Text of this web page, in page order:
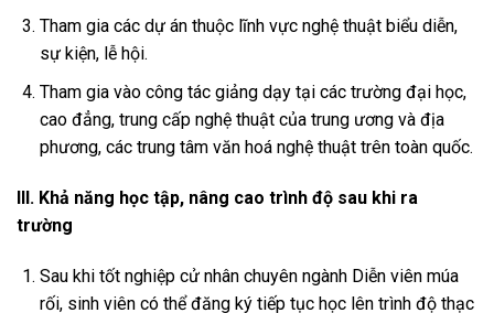
Tham gia các dự án thuộc lĩnh vực nghệ thuật biểu diễn,
sự kiện, lễ hội.
Tham gia vào công tác giảng dạy tại các trường đại học,
cao đẳng, trung cấp nghệ thuật của trung ương và địa
phương, các trung tâm văn hoá nghệ thuật trên toàn quốc.
III. Khả năng học tập, nâng cao trình độ sau khi ra
trường
Sau khi tốt nghiệp cử nhân chuyên ngành Diễn viên múa
rối, sinh viên có thể đăng ký tiếp tục học lên trình độ thạc